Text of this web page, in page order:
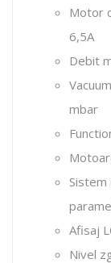
Motor
6,5A
Debit
mbar
Afisaj
Nivel